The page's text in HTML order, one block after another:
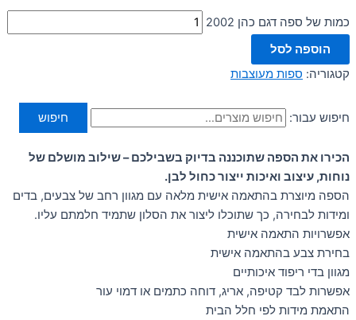
כמות של ספה דגם כהן 2002
הוספה לסל
קטגוריה: ספות מעוצבות
חיפוש עבור: חיפוש
הכירו את הספה שתוכננה בדיוק בשבילכם – שילוב מושלם של
נוחות, עיצוב ואיכות ייצור כחול לבן.
הספה מיוצרת בהתאמה אישית מלאה עם מגוון רחב של צבעים, בדים
ומידות לבחירה, כך שתוכלו ליצור את הסלון שתמיד חלמתם עליו.
אפשרויות התאמה אישית
בחירת צבע בהתאמה אישית
מגוון בדי ריפוד איכותיים
אפשרות לבד קטיפה, אריג, דוחה כתמים או דמוי עור
התאמת מידות לפי חלל הבית